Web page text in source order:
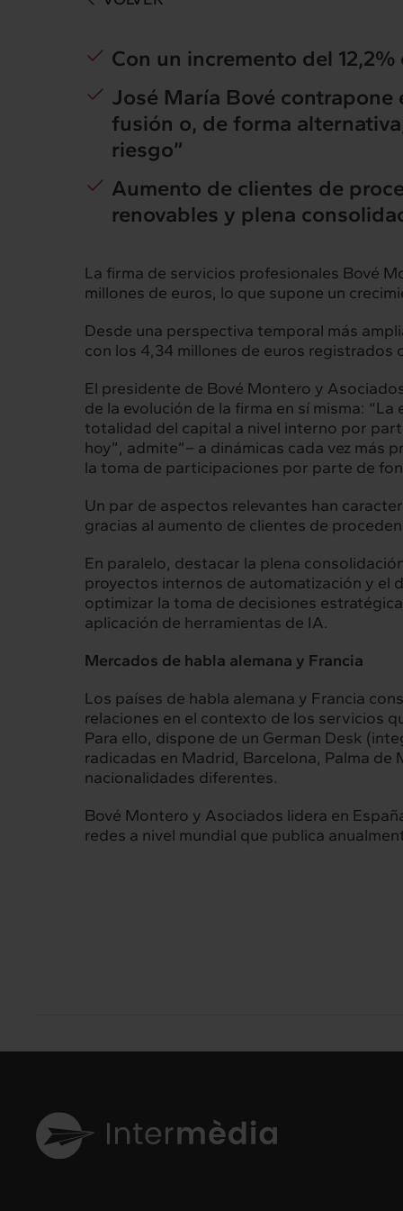
Intermèdia
Sobre nosotros
Interrelación
Clientes
Con un incremento del
José María Bové
fusión o, de forma
riesgo”
Aumento de clientes de
renovables y plena
La firma de servicios profesionales Bové
millones de euros, lo que supone un
Desde una perspectiva temporal más
con los 4,34 millones de euros registrados
El presidente de Bové Montero y
de la evolución de la firma en sí misma:
totalidad del capital a nivel interno por
hoy”, admite”– a dinámicas cada vez
la toma de participaciones por parte de
Un par de aspectos relevantes han
gracias al aumento de clientes de
En paralelo, destacar la plena
proyectos internos de automatización y el
optimizar la toma de decisiones
aplicación de herramientas de IA.
Mercados de habla alemana y Francia
Los países de habla alemana y Francia
relaciones en el contexto de los servicios
Para ello, dispone de un German Desk
radicadas en Madrid, Barcelona, Palma
nacionalidades diferentes.
Bové Montero y Asociados lidera en
redes a nivel mundial que publica